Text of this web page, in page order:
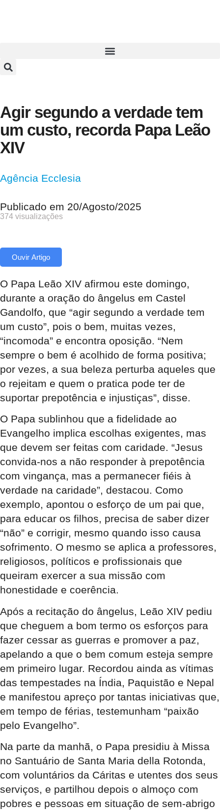
Agir segundo a verdade tem
um custo, recorda Papa Leão
XIV
Agência Ecclesia
Publicado em 20/Agosto/2025
374 visualizações
Ouvir Artigo
O Papa Leão XIV afirmou este domingo,
durante a oração do ângelus em Castel
Gandolfo, que “agir segundo a verdade tem
um custo”, pois o bem, muitas vezes,
“incomoda” e encontra oposição. “Nem
sempre o bem é acolhido de forma positiva;
por vezes, a sua beleza perturba aqueles que
o rejeitam e quem o pratica pode ter de
suportar prepotência e injustiças”, disse.
O Papa sublinhou que a fidelidade ao
Evangelho implica escolhas exigentes, mas
que devem ser feitas com caridade. “Jesus
convida-nos a não responder à prepotência
com vingança, mas a permanecer fiéis à
verdade na caridade”, destacou. Como
exemplo, apontou o esforço de um pai que,
para educar os filhos, precisa de saber dizer
“não” e corrigir, mesmo quando isso causa
sofrimento. O mesmo se aplica a professores,
religiosos, políticos e profissionais que
queiram exercer a sua missão com
honestidade e coerência.
Após a recitação do ângelus, Leão XIV pediu
que cheguem a bom termo os esforços para
fazer cessar as guerras e promover a paz,
apelando a que o bem comum esteja sempre
em primeiro lugar. Recordou ainda as vítimas
das tempestades na Índia, Paquistão e Nepal
e manifestou apreço por tantas iniciativas que,
em tempo de férias, testemunham “paixão
pelo Evangelho”.
Na parte da manhã, o Papa presidiu à Missa
no Santuário de Santa Maria della Rotonda,
com voluntários da Cáritas e utentes dos seus
serviços, e partilhou depois o almoço com
pobres e pessoas em situação de sem-abrigo